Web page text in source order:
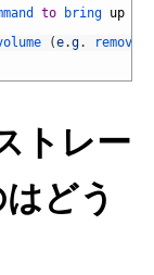
to bring up
(e.g. remove
トレー
どう